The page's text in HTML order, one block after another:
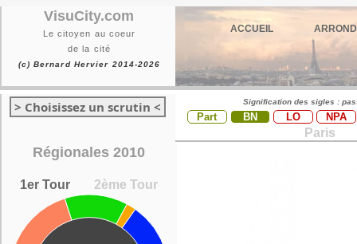
VisuCity.com
Le citoyen au coeur
de la cité
(c) Bernard Hervier 2014-2026
ACCUEIL
> Choisissez un scrutin <
Régionales 2010
1er Tour 2ème Tour
Signification des sigles :
Part BN LO NPA
Paris